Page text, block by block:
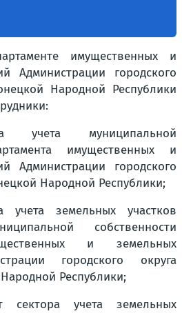
имущественных и
Администрации городского
Народной Республики
учета муниципальной
имущественных и
Администрации городского
Народной Республики;
учета земельных участков
собственности
и земельных
городского округа
Республики;
сектора учета земельных